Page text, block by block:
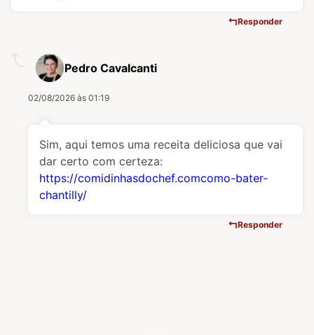
Responder
Pedro Cavalcanti
02/08/2026 às 01:19
Sim, aqui temos uma receita deliciosa que vai
dar certo com certeza:
https://comidinhasdochef.comcomo-bater-
chantilly/
Responder